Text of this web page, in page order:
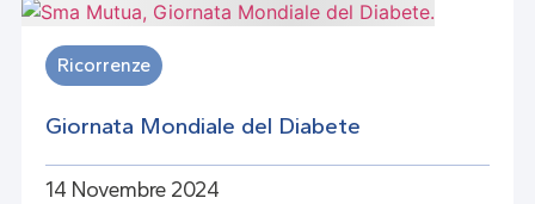
Ricorrenze
Giornata Mondiale del Diabete
14 Novembre 2024